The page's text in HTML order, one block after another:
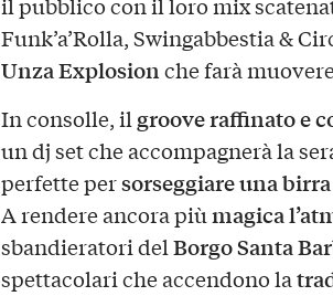
Funk’a’Rolla, Swingabbestia &
Unza Explosionche farà
In consolle, il groove raffinato e
un dj set che accompagnerà la
perfette persorseggiare una birra
A rendere ancora più magica
sbandieratori delBorgo Santa
spettacolari che accendono la